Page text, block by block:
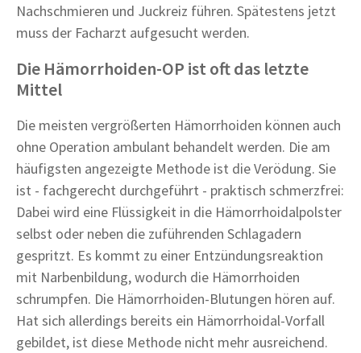
Nachschmieren und Juckreiz führen. Spätestens jetzt
muss der Facharzt aufgesucht werden.
Die Hämorrhoiden-OP ist oft das letzte
Mittel
Die meisten vergrößerten Hämorrhoiden können auch
ohne Operation ambulant behandelt werden. Die am
häufigsten angezeigte Methode ist die Verödung. Sie
ist - fachgerecht durchgeführt - praktisch schmerzfrei:
Dabei wird eine Flüssigkeit in die Hämorrhoidalpolster
selbst oder neben die zuführenden Schlagadern
gespritzt. Es kommt zu einer Entzündungsreaktion
mit Narbenbildung, wodurch die Hämorrhoiden
schrumpfen. Die Hämorrhoiden-Blutungen hören auf.
Hat sich allerdings bereits ein Hämorrhoidal-Vorfall
gebildet, ist diese Methode nicht mehr ausreichend.